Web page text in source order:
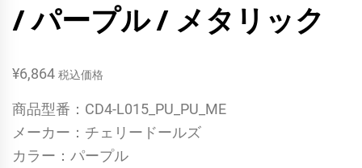
/ パープル / メタリック
¥6,864 税込価格
商品型番：CD4-L015_PU_PU_ME
メーカー：チェリードールズ
カラー：パープル